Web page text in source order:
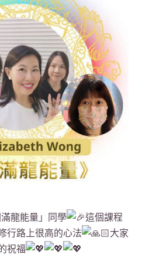
龍能量」同學
這個課程
行路上很高的心法
大家
祝福